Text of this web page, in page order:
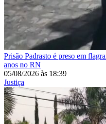
Prisão Padrasto é preso em
anos no RN
05/08/2026 às 18:39
Justiça